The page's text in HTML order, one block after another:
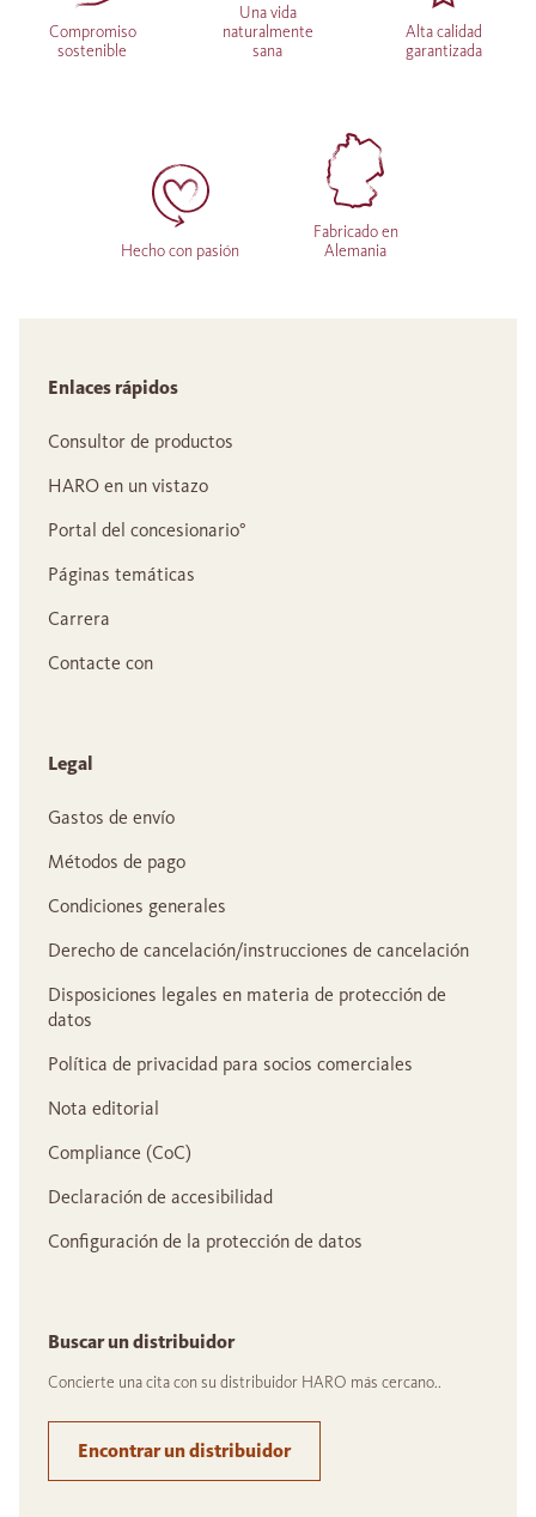
Compromiso
sostenible
Una vida
naturalmente
sana
Alta calidad
garantizada
Hecho con pasión
Fabricado en
Alemania
Enlaces rápidos
Consultor de productos
HARO en un vistazo
Portal del concesionario°
Páginas temáticas
Carrera
Contacte con
Legal
Gastos de envío
Métodos de pago
Condiciones generales
Derecho de cancelación/instrucciones de cancelación
Disposiciones legales en materia de protección de
datos
Política de privacidad para socios comerciales
Nota editorial
Compliance (CoC)
Declaración de accesibilidad
Configuración de la protección de datos
Buscar un distribuidor
Concierte una cita con su distribuidor HARO más cercano..
Encontrar un distribuidor